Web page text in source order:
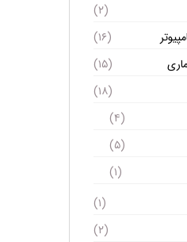
(۲)
(۱۶)
(۱۵)
(۱۸)
(۴)
(۵)
(۱)
(۱)
(۲)